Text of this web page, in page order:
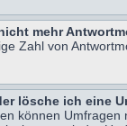
mehr
Zahl von
lösche ich eine
können